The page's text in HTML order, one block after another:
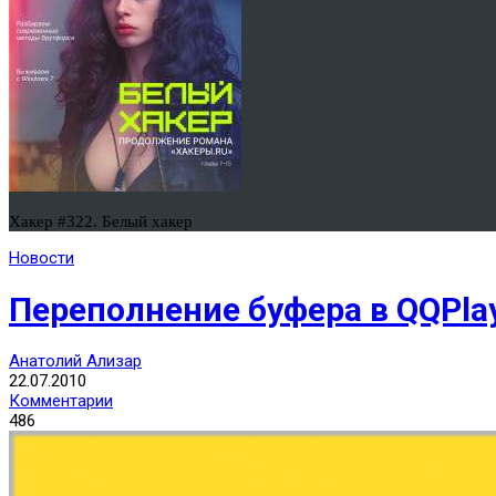
Хакер #322. Белый хакер
Новости
Переполнение буфера в
Анатолий Ализар
22.07.2010
Комментарии
486